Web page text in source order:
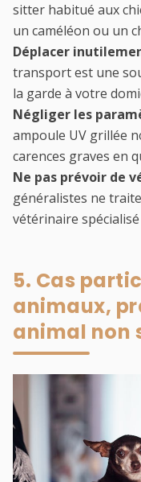
sitter habitué aux
un caméléon ou un
Déplacer
transport est une
la garde à votre
Négliger les
ampoule UV grillée
carences graves en
Ne pas prévoir de
généralistes ne
vétérinaire
5. Cas
animaux,
animal non